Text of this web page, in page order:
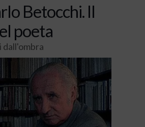
Betocchi. Il
poeta